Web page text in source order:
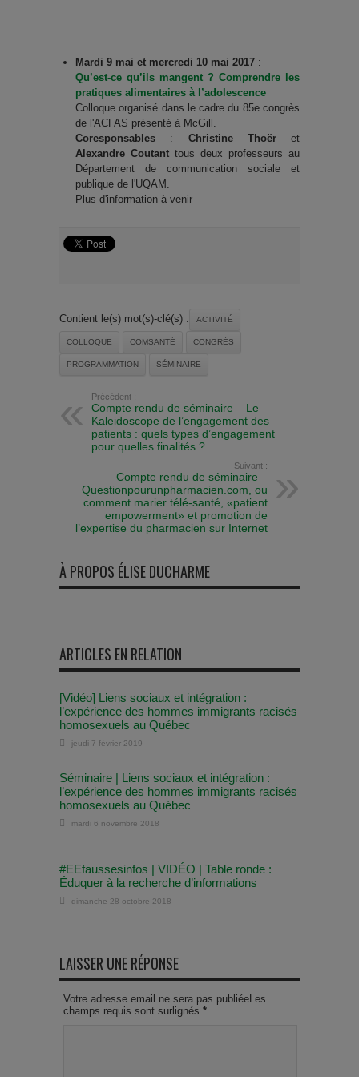
Mardi 9 mai et mercredi 10 mai 2017 :
Qu’est-ce qu’ils mangent ? Comprendre les
pratiques alimentaires à l’adolescence
Colloque organisé dans le cadre du 85e congrès
de l'ACFAS présenté à McGill.
Coresponsables : Christine Thoër et
Alexandre Coutant tous deux professeurs au
Département de communication sociale et
publique de l'UQAM.
Plus d'information à venir
Contient le(s) mot(s)-clé(s) : ACTIVITÉ
COLLOQUE COMSANTÉ CONGRÈS
PROGRAMMATION SÉMINAIRE
Précédent :
Compte rendu de séminaire – Le
Kaleidoscope de l’engagement des
patients : quels types d’engagement
pour quelles finalités ?
Suivant :
Compte rendu de séminaire –
Questionpourunpharmacien.com, ou
comment marier télé-santé, «patient
empowerment» et promotion de
l’expertise du pharmacien sur Internet
À PROPOS ÉLISE DUCHARME
ARTICLES EN RELATION
[Vidéo] Liens sociaux et intégration :
l’expérience des hommes immigrants racisés
homosexuels au Québec
jeudi 7 février 2019
Séminaire | Liens sociaux et intégration :
l’expérience des hommes immigrants racisés
homosexuels au Québec
mardi 6 novembre 2018
#EEfaussesinfos | VIDÉO | Table ronde :
Éduquer à la recherche d’informations
dimanche 28 octobre 2018
LAISSER UNE RÉPONSE
Votre adresse email ne sera pas publiéeLes
champs requis sont surlignés *